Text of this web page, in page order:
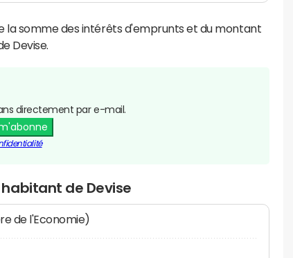
la somme des intérêts d'emprunts et du montant
Devise.
directement par e-mail.
de Devise
de l'Economie)